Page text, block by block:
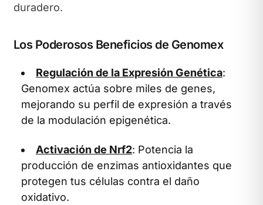
duradero.
Los Poderosos Beneficios de Genomex
Regulación de la Expresión Genética:
Genomex actúa sobre miles de genes,
mejorando su perfil de expresión a través
de la modulación epigenética.
Activación de Nrf2: Potencia la
producción de enzimas antioxidantes que
protegen tus células contra el daño
oxidativo.